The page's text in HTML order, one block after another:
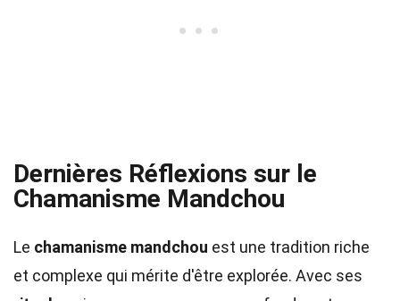
Dernières Réflexions sur le
Chamanisme Mandchou
Le chamanisme mandchou est une tradition riche
et complexe qui mérite d'être explorée. Avec ses